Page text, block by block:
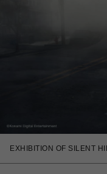
KOJIMA PRODUCTIONS ×